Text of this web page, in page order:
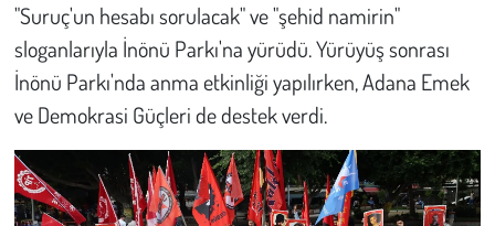
"Suruç'un hesabı sorulacak" ve "şehid namirin"
sloganlarıyla İnönü Parkı'na yürüdü. Yürüyüş sonrası
İnönü Parkı'nda anma etkinliği yapılırken, Adana Emek
ve Demokrasi Güçleri de destek verdi.